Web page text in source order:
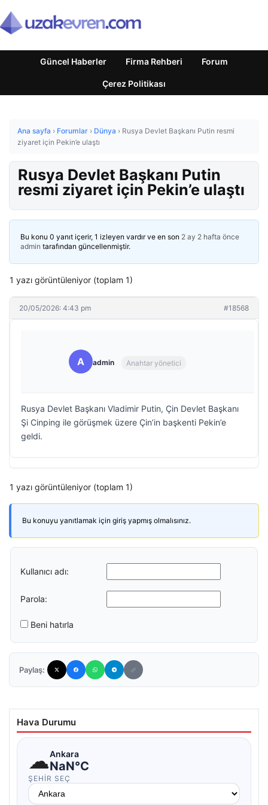
Güncel Haberler Firma Rehberi Forum
Çerez Politikası
Ana sayfa › Forumlar › Dünya › Rusya Devlet Başkanı Putin resmi
ziyaret için Pekin’e ulaştı
Rusya Devlet Başkanı Putin
resmi ziyaret için Pekin’e ulaştı
Bu konu 0 yanıt içerir, 1 izleyen vardır ve en son 2 ay 2 hafta önce
admin tarafından güncellenmiştir.
1 yazı görüntüleniyor (toplam 1)
20/05/2026: 4:43 pm #18568
A admin Anahtar yönetici
Rusya Devlet Başkanı Vladimir Putin, Çin Devlet Başkanı
Şi Cinping ile görüşmek üzere Çin’in başkenti Pekin’e
geldi.
1 yazı görüntüleniyor (toplam 1)
Bu konuyu yanıtlamak için giriş yapmış olmalısınız.
Kullanıcı adı:
Parola:
Beni hatırla
Paylaş:
Hava Durumu
☁Ankara
NaN°C
ŞEHIR SEÇ